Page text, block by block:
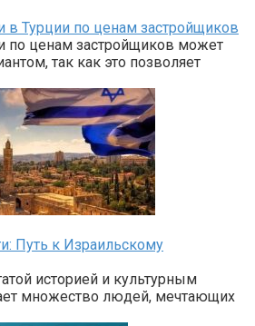
Турции по ценам застройщиков
по ценам застройщиков может
так как это позволяет
Путь к Израильскому
историей и культурным
множество людей, мечтающих